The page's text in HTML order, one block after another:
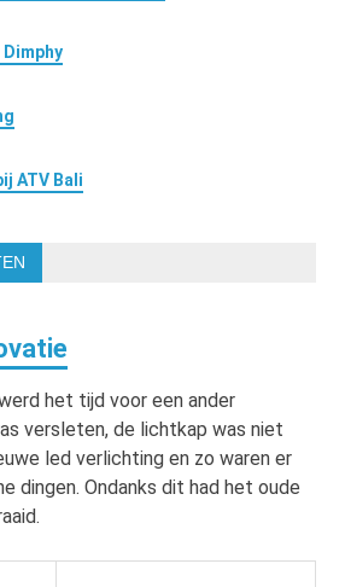
Dimphy
ATV Bali
het tijd voor een ander
versleten, de lichtkap was niet
led verlichting en zo waren er
dingen. Ondanks dit had het oude